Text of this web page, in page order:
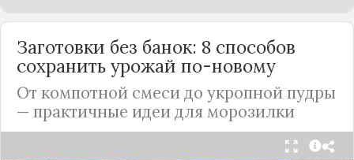
Заготовки без банок: 8 способов
сохранить урожай по-новому
От компотной смеси до укропной пудры
— практичные идеи для морозилки